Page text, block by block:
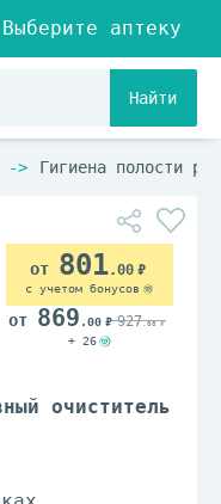
Найти
Гигиена полости рта
очиститель
801.00
с учетом бонусов
869 .00 927.00
+ 26